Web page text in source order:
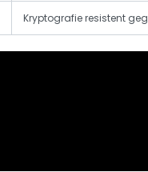
Kryptografie resistent